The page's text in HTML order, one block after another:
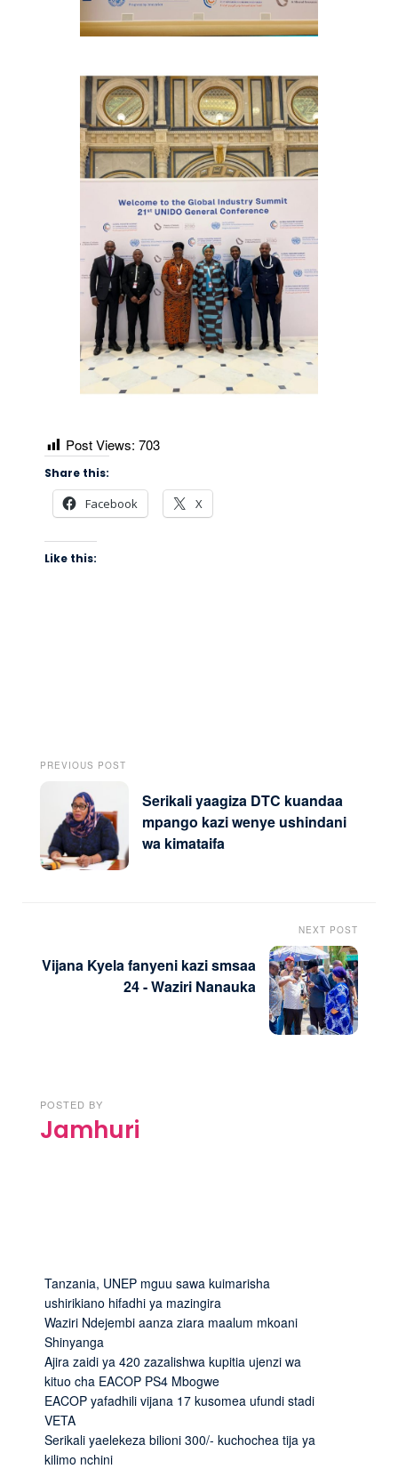
Post Views: 703
Share this:
Facebook X
Like this:
PREVIOUS POST
Serikali yaagiza DTC kuandaa
mpango kazi wenye ushindani
wa kimataifa
NEXT POST
Vijana Kyela fanyeni kazi smsaa
24 - Waziri Nanauka
POSTED BY
Jamhuri
Tanzania, UNEP mguu sawa kuimarisha
ushirikiano hifadhi ya mazingira
Waziri Ndejembi aanza ziara maalum mkoani
Shinyanga
Ajira zaidi ya 420 zazalishwa kupitia ujenzi wa
kituo cha EACOP PS4 Mbogwe
EACOP yafadhili vijana 17 kusomea ufundi stadi
VETA
Serikali yaelekeza bilioni 300/- kuchochea tija ya
kilimo nchini